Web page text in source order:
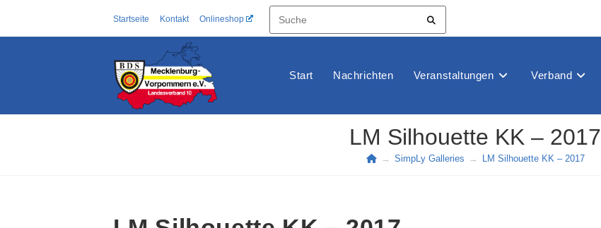
Startseite Kontakt Onlineshop
Start Nachrichten Veranstaltungen Verband
LM Silhouette KK – 2017
→ SimpLy Galleries → LM Silhouette KK – 2017